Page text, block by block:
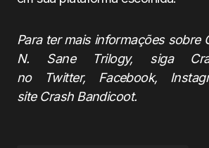
Para ter mais informações sobre
N. Sane Trilogy, siga
no
Twitter, Facebook,
site Crash Bandicoot.